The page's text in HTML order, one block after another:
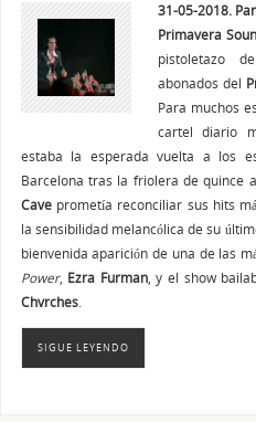
31-05-2018.
Primavera
pistoletazo
abonados del
Para muchos
cartel diario
estaba la esperada vuelta a los
Barcelona tras la friolera de quince
Cave prometía reconciliar sus hits
la sensibilidad melancólica de su
bienvenida aparición de una de las
Power, Ezra Furman, y el show
Chvrches.
SIGUE LEYENDO